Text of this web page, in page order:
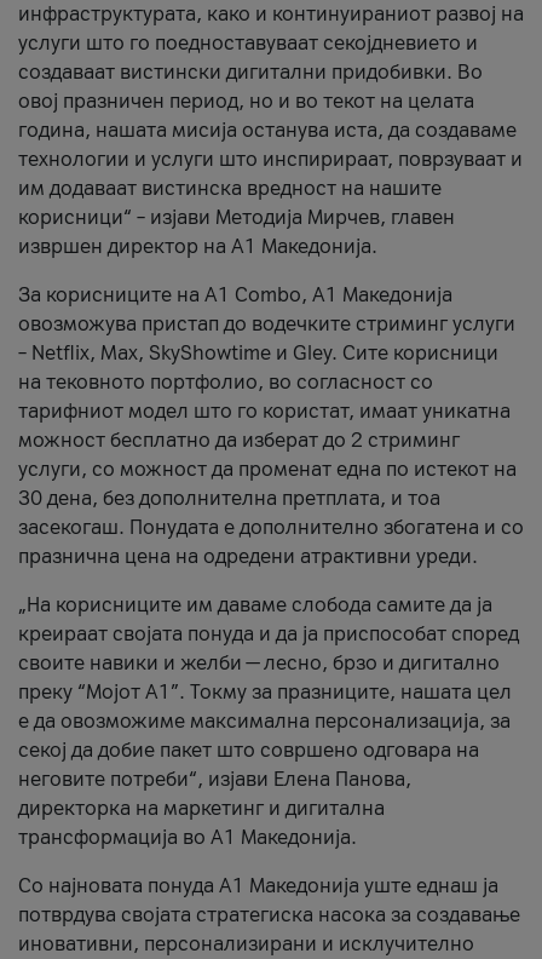
инфраструктурата, како и континуираниот развој на
услуги што го поедноставуваат секојдневието и
создаваат вистински дигитални придобивки. Во
овој празничен период, но и во текот на целата
година, нашата мисија останува иста, да создаваме
технологии и услуги што инспирираат, поврзуваат и
им додаваат вистинска вредност на нашите
корисници“ – изјави Методија Мирчев, главен
извршен директор на А1 Македонија.
За корисниците на A1 Combo, А1 Македонија
овозможува пристап до водечките стриминг услуги
– Netflix, Max, SkyShowtime и Gley. Сите корисници
на тековното портфолио, во согласност со
тарифниот модел што го користат, имаат уникатна
можност бесплатно да изберат до 2 стриминг
услуги, со можност да променат една по истекот на
30 дена, без дополнителна претплата, и тоа
засекогаш. Понудата е дополнително збогатена и со
празнична цена на одредени атрактивни уреди.
„На корисниците им даваме слобода самите да ја
креираат својата понуда и да ја приспособат според
своите навики и желби — лесно, брзо и дигитално
преку “Мојот А1”. Токму за празниците, нашата цел
е да овозможиме максимална персонализација, за
секој да добие пакет што совршено одговара на
неговите потреби“, изјави Елена Панова,
директорка на маркетинг и дигитална
трансформација во А1 Македонија.
Со најновата понуда А1 Македонија уште еднаш ја
потврдува својата стратегиска насока за создавање
иновативни, персонализирани и исклучително